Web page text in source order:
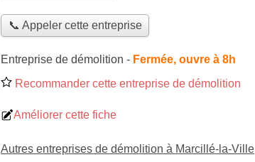
📞 Appeler cette entreprise
Entreprise de démolition - Fermée, ouvre à 8h
Recommander cette entreprise de démolition
Améliorer cette fiche
Autres entreprises de démolition à Marcillé-la-Ville